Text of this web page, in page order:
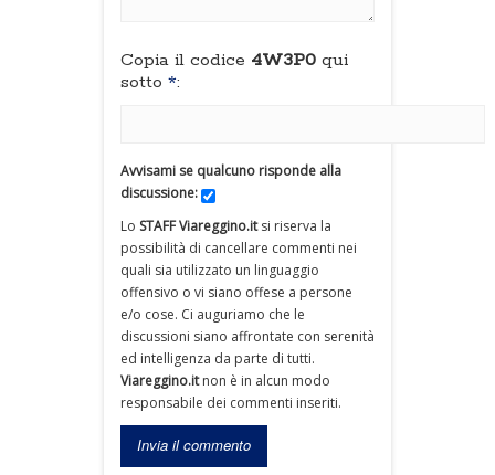
Copia il codice 4W3P0 qui
sotto *:
Avvisami se qualcuno risponde alla
discussione:
Lo STAFF Viareggino.itsi riserva la
possibilità di cancellare commenti nei
quali sia utilizzato un linguaggio
offensivo o vi siano offese a persone
e/o cose. Ci auguriamo che le
discussioni siano affrontate con serenità
ed intelligenza da parte di tutti.
Viareggino.itnon è in alcun modo
responsabile dei commenti inseriti.